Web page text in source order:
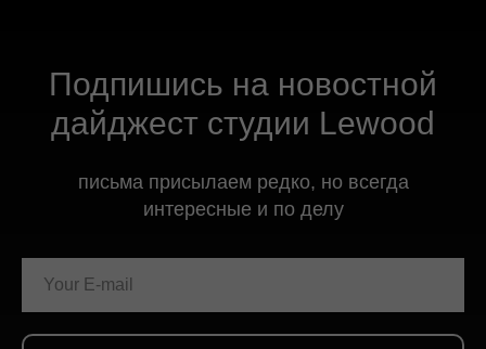
Подпишись на новостной
дайджест студии Lewood
письма присылаем редко, но всегда
интересные и по делу